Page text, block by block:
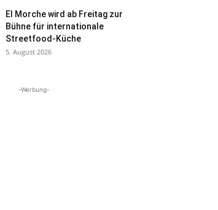
El Morche wird ab Freitag zur
Bühne für internationale
Streetfood-Küche
5. August 2026
-Werbung-